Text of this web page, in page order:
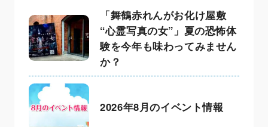
「舞鶴赤れんがお化け屋敷
“心霊写真の女”」夏の恐怖体
験を今年も味わってみません
か？
2026年8月のイベント情報